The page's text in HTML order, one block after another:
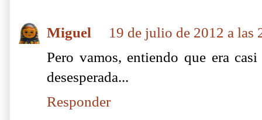
Miguel
19 de julio de 2012 a las
Pero vamos, entiendo que era
desesperada...
Responder